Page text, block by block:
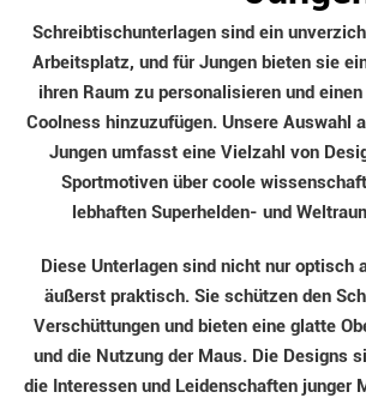
Schreibtischunterlagen sind ein
Arbeitsplatz, und für Jungen bieten sie
ihren Raum zu personalisieren und
Coolness hinzuzufügen. Unsere Auswahl
Jungen umfasst eine Vielzahl von
Sportmotiven über coole
lebhaften Superhelden- und
Diese Unterlagen sind nicht nur optisch
äußerst praktisch. Sie schützen den
Verschüttungen und bieten eine glatte
und die Nutzung der Maus. Die Designs
die Interessen und Leidenschaften junger